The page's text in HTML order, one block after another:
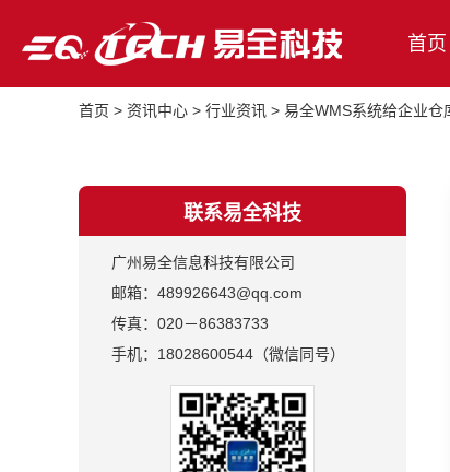
首页
首页 > 资讯中心 > 行业资讯 > 易全WMS系统给企业仓
联系易全科技
广州易全信息科技有限公司
邮箱：489926643@qq.com
传真：020－86383733
手机：18028600544（微信同号）